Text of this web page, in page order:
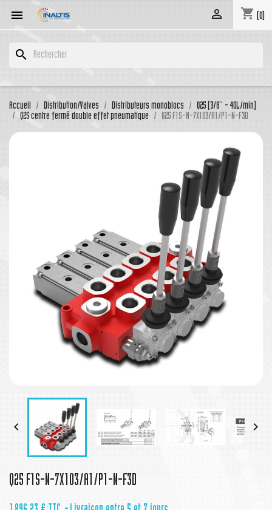
 shopping_cart (0)

search
Accueil Distribution/Valves Distributeurs monoblocs
Q25 (3/8'' - 40L/min)
Q25 centre fermé double effet pneumatique
Q25 F1S-N-7X103/A1/P1-N-F3D
 
Q25 F1S-N-7X103/A1/P1-N-F3D